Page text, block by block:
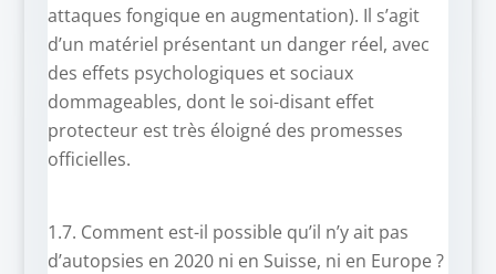
attaques fongique en augmentation). Il s’agit
d’un matériel présentant un danger réel, avec
des effets psychologiques et sociaux
dommageables, dont le soi-disant effet
protecteur est très éloigné des promesses
officielles.
1.7. Comment est-il possible qu’il n’y ait pas
d’autopsies en 2020 ni en Suisse, ni en Europe ?